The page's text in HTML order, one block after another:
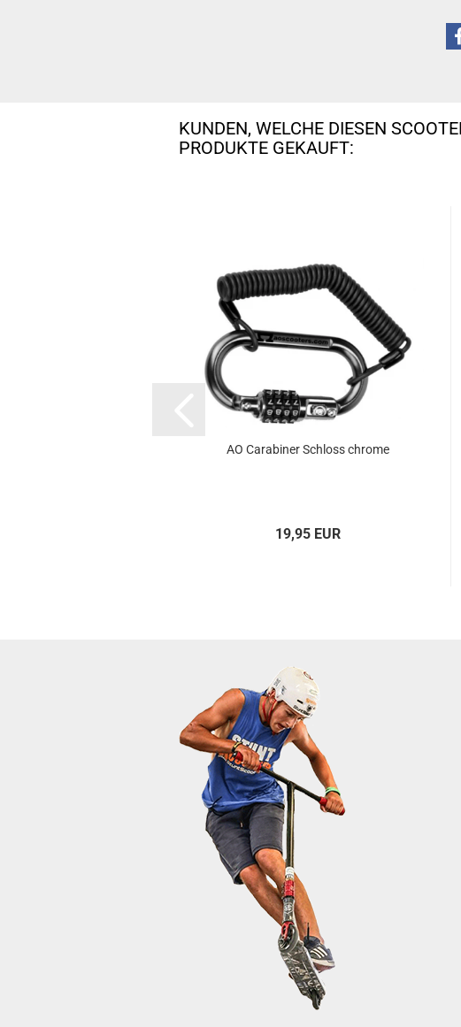
KUNDEN, WELCHE DIESEN
PRODUKTE GEKAUFT:
AO Carabiner Schloss chrome
19,95 EUR